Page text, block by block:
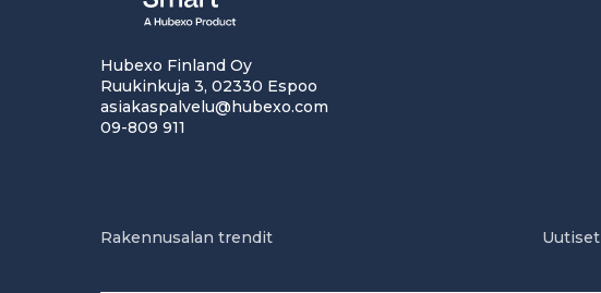
Hubexo Finland Oy
Ruukinkuja 3, 02330 Espoo
asiakaspalvelu@hubexo.com
09-809 911
Rakennusalan trendit Uutiset